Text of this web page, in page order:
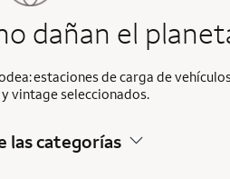
dañan el
estaciones de carga de
vintage seleccionados.
las categorías